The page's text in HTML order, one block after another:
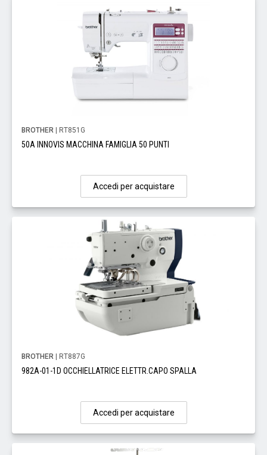
BROTHER | RT851G
50A INNOVIS MACCHINA FAMIGLIA 50 PUNTI
Accedi per acquistare
BROTHER | RT887G
982A-01-1D OCCHIELLATRICE ELETTR.CAPO SPALLA
Accedi per acquistare